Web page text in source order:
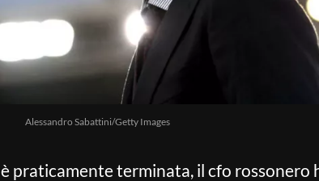
Alessandro Sabattini/Getty Images
è praticamente terminata, il cfo rossonero